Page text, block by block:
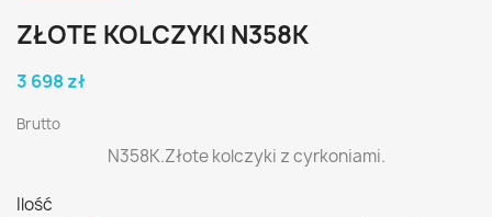
ZŁOTE KOLCZYKI N358K
3 698 zł
Brutto
N358K.Złote kolczyki z cyrkoniami.
Ilość